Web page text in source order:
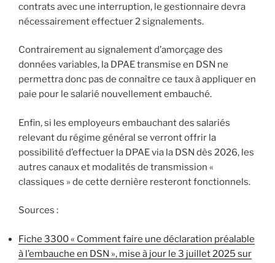
contrats avec une interruption, le gestionnaire devra
nécessairement effectuer 2 signalements.
Contrairement au signalement d’amorçage des
données variables, la DPAE transmise en DSN ne
permettra donc pas de connaître ce taux à appliquer en
paie pour le salarié nouvellement embauché.
Enfin, si les employeurs embauchant des salariés
relevant du régime général se verront offrir la
possibilité d’effectuer la DPAE via la DSN dès 2026, les
autres canaux et modalités de transmission «
classiques » de cette dernière resteront fonctionnels.
Sources :
Fiche 3300 « Comment faire une déclaration préalable
à l’embauche en DSN », mise à jour le 3 juillet 2025 sur